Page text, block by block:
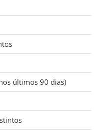
últimos 90 dias)